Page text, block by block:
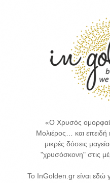
«Ο Χρυσός
Μολιέρος… και επειδή
μικρές δόσεις
"χρυσόσκονη" στις
Το InGolden.gr είναι εδώ